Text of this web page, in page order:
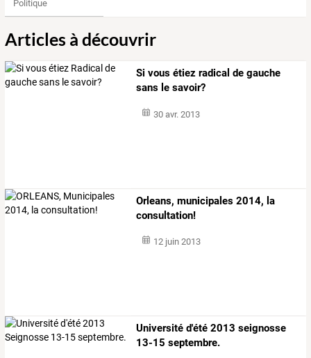
Politique
Articles à découvrir
Si vous étiez radical de gauche
sans le savoir?
30 avr. 2013
Orleans, municipales 2014, la
consultation!
12 juin 2013
Université d'été 2013 seignosse
13-15 septembre.